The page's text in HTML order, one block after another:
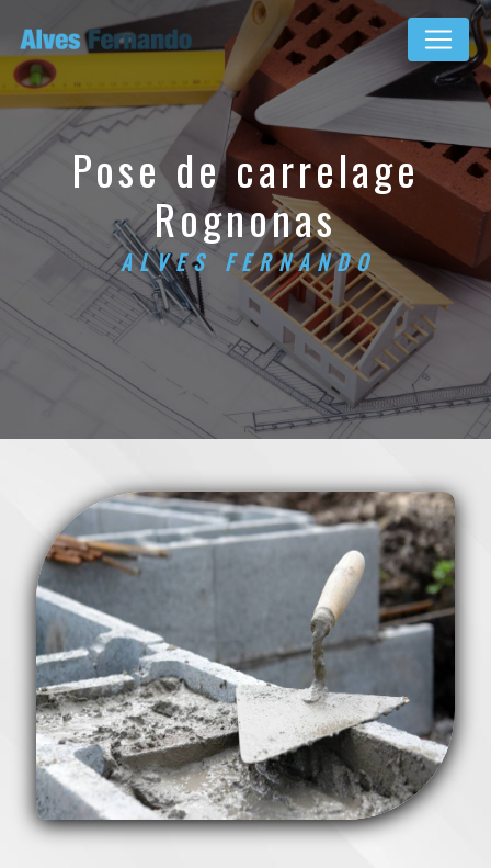
pose de carrelage
Rognonas
ALVES FERNANDO
Panneau de gestion des cookies